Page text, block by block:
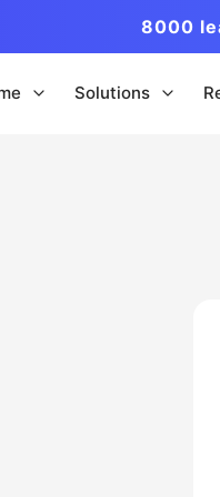
8000
Solutions